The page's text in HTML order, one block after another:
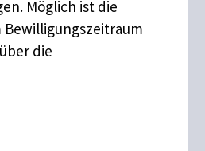
Möglich ist die
die